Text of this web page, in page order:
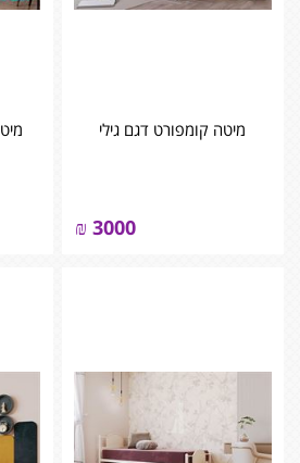
מיטה קומפורט דגם גילי
3000
₪